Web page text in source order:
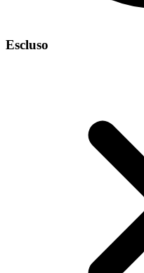
Escluso